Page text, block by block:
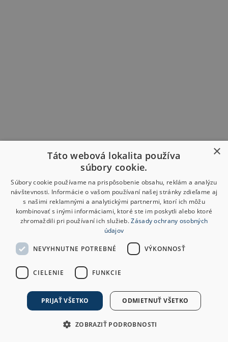
×
Táto webová lokalita používa
súbory cookie.
Súbory cookie používame na prispôsobenie obsahu, reklám a analýzu
návštevnosti. Informácie o vašom používaní našej stránky zdieľame aj
s našimi reklamnými a analytickými partnermi, ktorí ich môžu
kombinovať s inými informáciami, ktoré ste im poskytli alebo ktoré
zhromaždili pri používaní ich služieb.Zásady ochrany osobných
údajov
NEVYHNUTNE POTREBNÉ VÝKONNOSŤ
CIELENIE FUNKCIE
PRIJAŤ VŠETKO ODMIETNUŤ VŠETKO
ZOBRAZIŤ PODROBNOSTI